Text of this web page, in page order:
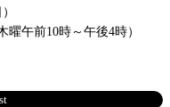
午前10時～午後4時）